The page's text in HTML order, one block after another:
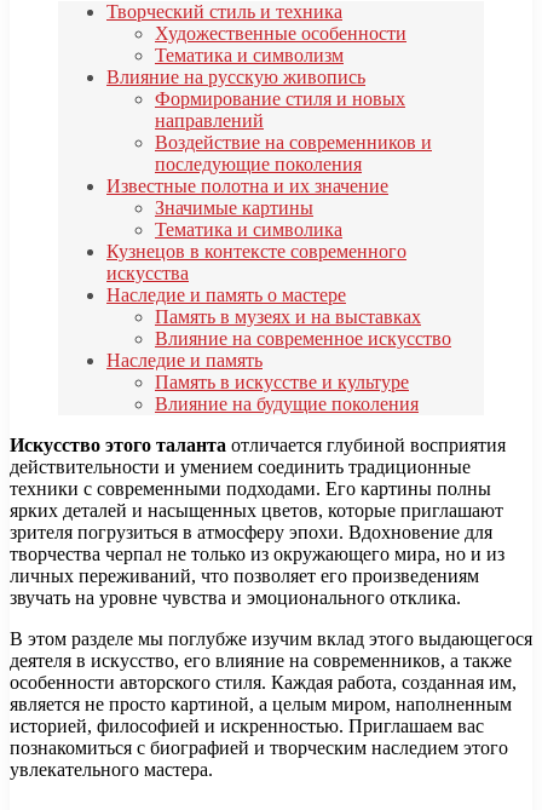
Творческий стиль и техника
Художественные особенности
Тематика и символизм
Влияние на русскую живопись
Формирование стиля и новых
направлений
Воздействие на современников и
последующие поколения
Известные полотна и их значение
Значимые картины
Тематика и символика
Кузнецов в контексте современного
искусства
Наследие и память о мастере
Память в музеях и на выставках
Влияние на современное искусство
Наследие и память
Память в искусстве и культуре
Влияние на будущие поколения
Искусство этого таланта отличается глубиной восприятия
действительности и умением соединить традиционные
техники с современными подходами. Его картины полны
ярких деталей и насыщенных цветов, которые приглашают
зрителя погрузиться в атмосферу эпохи. Вдохновение для
творчества черпал не только из окружающего мира, но и из
личных переживаний, что позволяет его произведениям
звучать на уровне чувства и эмоционального отклика.
В этом разделе мы поглубже изучим вклад этого выдающегося
деятеля в искусство, его влияние на современников, а также
особенности авторского стиля. Каждая работа, созданная им,
является не просто картиной, а целым миром, наполненным
историей, философией и искренностью. Приглашаем вас
познакомиться с биографией и творческим наследием этого
увлекательного мастера.